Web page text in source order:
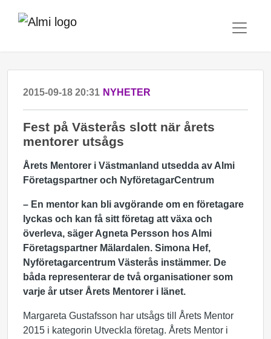
2015-09-18 20:31 NYHETER
Fest på Västerås slott när årets
mentorer utsågs
Årets Mentorer i Västmanland utsedda av Almi
Företagspartner och NyföretagarCentrum
– En mentor kan bli avgörande om en företagare
lyckas och kan få sitt företag att växa och
överleva, säger Agneta Persson hos Almi
Företagspartner Mälardalen. Simona Hef,
Nyföretagarcentrum Västerås instämmer. De
båda representerar de två organisationer som
varje år utser Årets Mentorer i länet.
Margareta Gustafsson har utsågs till Årets Mentor
2015 i kategorin Utveckla företag. Årets Mentor i